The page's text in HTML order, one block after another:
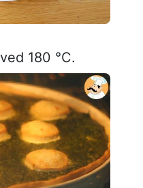
180 °C.